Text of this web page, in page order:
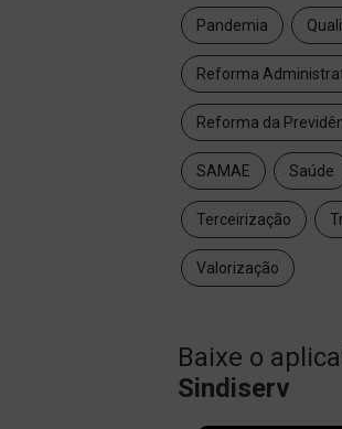
Pandemia
Reforma
Reforma da
SAMAE Saúde
Terceirização
Valorização
Baixe o
Sindiserv